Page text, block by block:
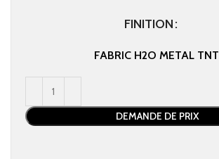
FINITION
FABRIC H2O METAL TNT
DEMANDE DE PRIX